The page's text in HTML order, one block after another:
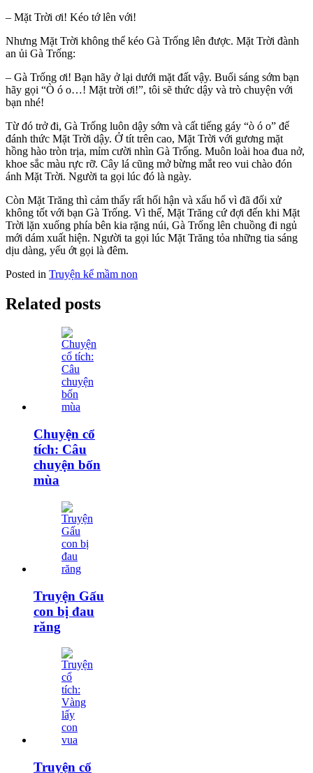
– Mặt Trời ơi! Kéo tớ lên với!
Nhưng Mặt Trời không thể kéo Gà Trống lên được. Mặt Trời đành
an ủi Gà Trống:
– Gà Trống ơi! Bạn hãy ở lại dưới mặt đất vậy. Buổi sáng sớm bạn
hãy gọi “Ò ó o…! Mặt trời ơi!”, tôi sẽ thức dậy và trò chuyện với
bạn nhé!
Từ đó trở đi, Gà Trống luôn dậy sớm và cất tiếng gáy “ò ó o” để
đánh thức Mặt Trời dậy. Ở tít trên cao, Mặt Trời với gương mặt
hồng hào tròn trịa, mỉm cười nhìn Gà Trống. Muôn loài hoa đua nở,
khoe sắc màu rực rỡ. Cây lá cũng mở bừng mắt reo vui chào đón
ánh Mặt Trời. Người ta gọi lúc đó là ngày.
Còn Mặt Trăng thì cảm thấy rất hối hận và xấu hổ vì đã đối xử
không tốt với bạn Gà Trống. Vì thế, Mặt Trăng cứ đợi đến khi Mặt
Trời lặn xuống phía bên kia rặng núi, Gà Trống lên chuồng đi ngủ
mới dám xuất hiện. Người ta gọi lúc Mặt Trăng tỏa những tia sáng
dịu dàng, yếu ớt gọi là đêm.
Posted in Truyện kể mầm non
Related posts
Chuyện cổ
tích: Câu
chuyện bốn
mùa
Truyện Gấu
con bị đau
răng
Truyện cổ